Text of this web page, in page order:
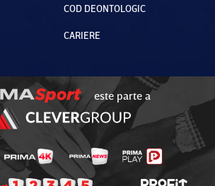
COD DEONTOLOGIC
CARIERE
este parte a